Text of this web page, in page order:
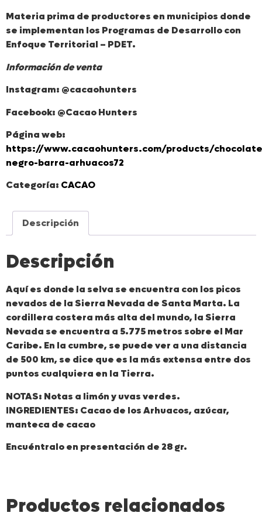
Materia prima de productores en municipios donde
se implementan los Programas de Desarrollo con
Enfoque Territorial – PDET.
Información de venta
Instagram: @cacaohunters
Facebook: @Cacao Hunters
Página web:
https://www.cacaohunters.com/products/
negro-barra-arhuacos72
Categoría: CACAO
Descripción
Descripción
Aquí es donde la selva se encuentra con los picos
nevados de la Sierra Nevada de Santa Marta. La
cordillera costera más alta del mundo, la Sierra
Nevada se encuentra a 5.775 metros sobre el Mar
Caribe. En la cumbre, se puede ver a una distancia
de 500 km, se dice que es la más extensa entre dos
puntos cualquiera en la Tierra.
NOTAS: Notas a limón y uvas verdes.
INGREDIENTES: Cacao de los Arhuacos, azúcar,
manteca de cacao
Encuéntralo en presentación de 28 gr.
Productos relacionados